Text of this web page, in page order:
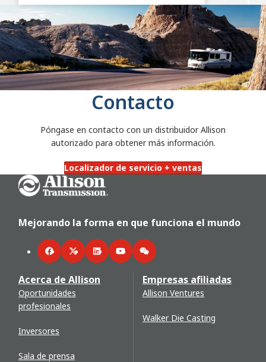
Contacto
Póngase en contacto con un distribuidor Allison
autorizado para obtener más información.
Localizador de servicio + ventas
Go Home
Mejorando la forma en que funciona el mundo
FacebookTwitterLinkedInYouTubeWeChat
Acerca de Allison
Oportunidades
profesionales
Inversores
Sala de prensa
Empresas afiliadas
Allison Ventures
Walker Die Casting